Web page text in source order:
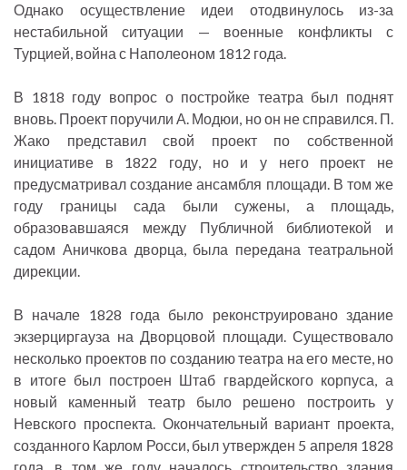
Однако осуществление идеи отодвинулось из-за
нестабильной ситуации — военные конфликты с
Турцией, война с Наполеоном 1812 года.
В 1818 году вопрос о постройке театра был поднят
вновь. Проект поручили А. Модюи, но он не справился. П.
Жако представил свой проект по собственной
инициативе в 1822 году, но и у него проект не
предусматривал создание ансамбля площади. В том же
году границы сада были сужены, а площадь,
образовавшаяся между Публичной библиотекой и
садом Аничкова дворца, была передана театральной
дирекции.
В начале 1828 года было реконструировано здание
экзерциргауза на Дворцовой площади. Существовало
несколько проектов по созданию театра на его месте, но
в итоге был построен Штаб гвардейского корпуса, а
новый каменный театр было решено построить у
Невского проспекта. Окончательный вариант проекта,
созданного Карлом Росси, был утвержден 5 апреля 1828